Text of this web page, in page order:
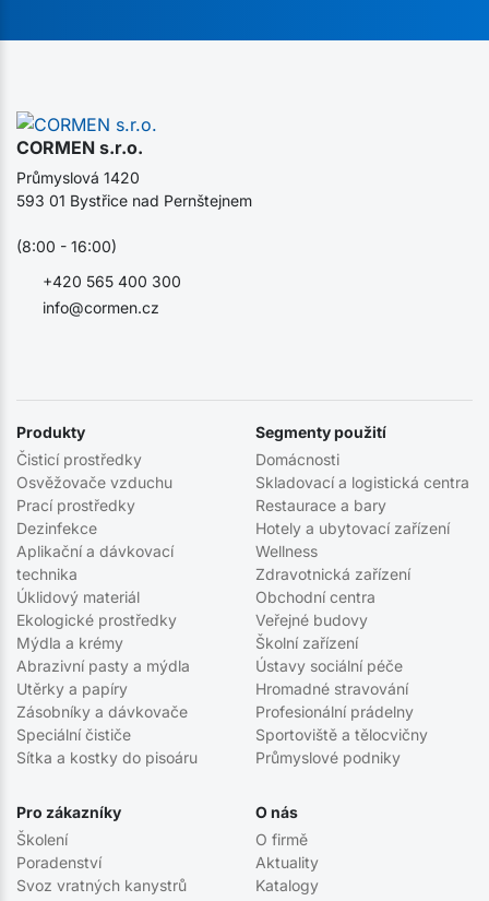
CORMEN s.r.o.
info@cormen.cz
+420 565 400 300
Průmyslová 1420
593 01 Bystřice nad Pernštejnem
(8:00 - 16:00)
Produkty
Čisticí prostředky
Osvěžovače vzduchu
Prací prostředky
Dezinfekce
Aplikační a dávkovací
technika
Úklidový materiál
Ekologické prostředky
Mýdla a krémy
Abrazivní pasty a mýdla
Utěrky a papíry
Zásobníky a dávkovače
Speciální čističe
Sítka a kostky do pisoáru
Segmenty použití
Domácnosti
Skladovací a logistická centra
Restaurace a bary
Hotely a ubytovací zařízení
Wellness
Zdravotnická zařízení
Obchodní centra
Veřejné budovy
Školní zařízení
Ústavy sociální péče
Hromadné stravování
Profesionální prádelny
Sportoviště a tělocvičny
Průmyslové podniky
Pro zákazníky
Školení
Poradenství
Svoz vratných kanystrů
O nás
O firmě
Aktuality
Katalogy